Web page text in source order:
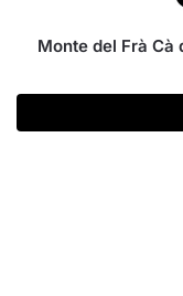
Monte del Frà Cà